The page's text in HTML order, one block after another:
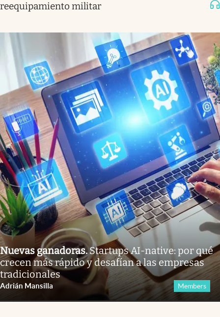
reequipamiento militar
Nuevas ganadoras.Startups AI-native: por qué
crecen más rápido y desafían a las empresas
tradicionales
Adrián Mansilla Members